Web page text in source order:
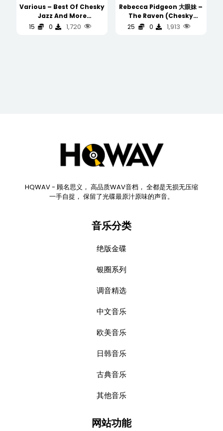
Various – Best Of Chesky
Jazz And More
Audiophile Tests Volume
15 0 1,720
Rebecca Pidgeon 大眼妹 –
The Raven (Chesky
Records) 发烧版金碟
25 0 1,913
HQWAV - 顾名思义， 高品质WAV音档， 全都是无损无压缩
一手自捉， 保留了光碟最原汁原味的声音。
音乐分类
绝版金碟
银圈系列
调音精选
中文音乐
欧美音乐
日韩音乐
古典音乐
其他音乐
网站功能